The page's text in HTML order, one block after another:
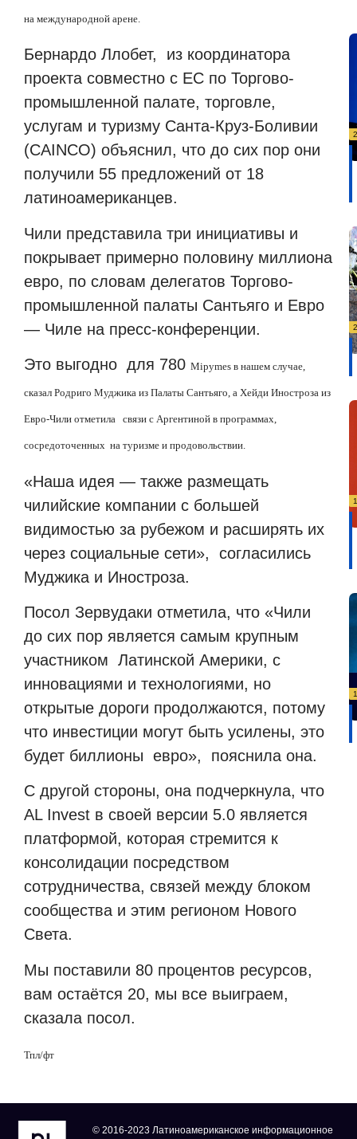
на международной арене.
Бернардо Ллобет, из координатора
проекта совместно с ЕС по Торгово-
промышленной палате, торговле,
услугам и туризму Санта-Круз-Боливии
(CAINCO) объяснил, что до сих пор они
получили 55 предложений от 18
латиноамериканцев.
Чили представила три инициативы и
покрывает примерно половину миллиона
евро, по словам делегатов Торгово-
промышленной палаты Сантьяго и Евро
— Чиле на пресс-конференции.
Это выгодно для 780 Mipymes в нашем случае,
сказал Родриго Муджика из Палаты Сантьяго, а Хейди Иностроза из
Евро-Чили отметила связи с Аргентиной в программах,
сосредоточенных на туризме и продовольствии.
«Наша идея — также размещать
чилийские компании с большей
видимостью за рубежом и расширять их
через социальные сети», согласились
Муджика и Иностроза.
Посол Зервудаки отметила, что «Чили
до сих пор является самым крупным
участником Латинской Америки, с
инновациями и технологиями, но
открытые дороги продолжаются, потому
что инвестиции могут быть усилены, это
будет биллионы евро», пояснила она.
С другой стороны, она подчеркнула, что
AL Invest в своей версии 5.0 является
платформой, которая стремится к
консолидации посредством
сотрудничества, связей между блоком
сообщества и этим регионом Нового
Света.
Мы поставили 80 процентов ресурсов,
вам остаётся 20, мы все выиграем,
сказала посол.
Тпл/фт
© 2016-2023 Латиноамериканское информационное